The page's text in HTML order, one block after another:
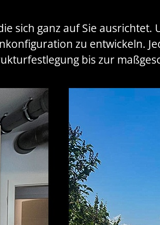
sich ganz auf Sie
zu entwickeln.
bis zur